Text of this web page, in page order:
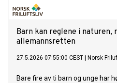
Barn kan reglene i naturen,
allemannsretten
27.5.2026 07:55:00 CEST Norsk
Bare fire av ti barn og unge har